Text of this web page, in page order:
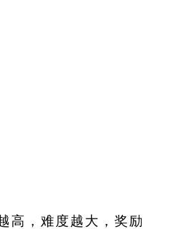
高，难度越大，奖励